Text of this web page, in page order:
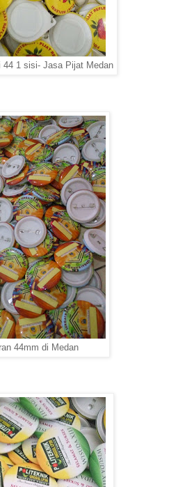
44 1 sisi- Jasa Pijat Medan
44mm di Medan